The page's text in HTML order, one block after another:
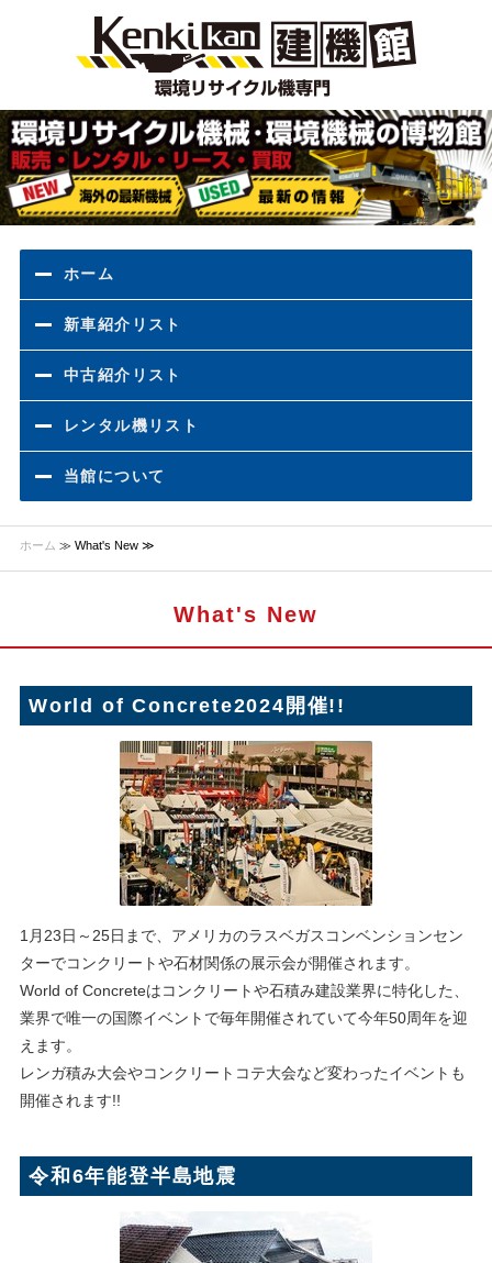
ホーム
新車紹介リスト
中古紹介リスト
レンタル機リスト
当館について
ホーム ≫ What's New ≫
What's New
World of Concrete2024開催!!
1月23日～25日まで、アメリカのラスベガスコンベンションセン
ターでコンクリートや石材関係の展示会が開催されます。
World of Concreteはコンクリートや石積み建設業界に特化した、
業界で唯一の国際イベントで毎年開催されていて今年50周年を迎
えます。
レンガ積み大会やコンクリートコテ大会など変わったイベントも
開催されます!!
令和6年能登半島地震